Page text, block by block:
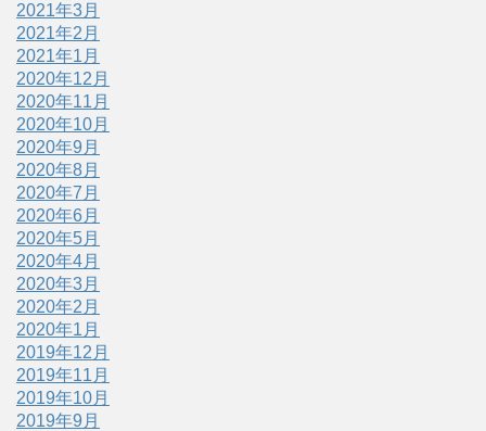
2021年3月
2021年2月
2021年1月
2020年12月
2020年11月
2020年10月
2020年9月
2020年8月
2020年7月
2020年6月
2020年5月
2020年4月
2020年3月
2020年2月
2020年1月
2019年12月
2019年11月
2019年10月
2019年9月